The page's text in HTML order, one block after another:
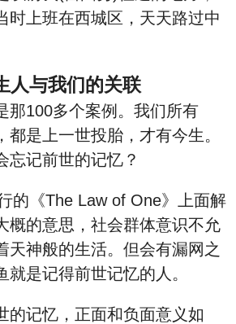
时上班在西城区，天天路过中
人与我们的关联
那100多个案例。我们所有
都是上一世投胎，才有今生。
忘记前世的记忆？
的《The Law of One》上面解
概的意思，社会群体意识不允
天神般的生活。但会有漏网之
就是记得前世记忆的人。
的记忆，正面和负面意义如